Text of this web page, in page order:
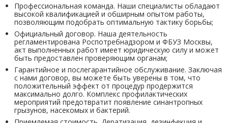
Профессиональная команда. Наши специалисты обладают
высокой квалификацией и обширным опытом работы,
позволяющим подобрать оптимальную тактику борьбы;
Официальный договор. Наша деятельность
регламентирована Роспотребнадзором и ФБУЗ Москвы,
акт выполненных работ имеет юридическую силу и может
быть предоставлен проверяющим органам;
Гарантийное и послегарантийное обслуживание. Заключая
с нами договор, вы можете быть уверены в том, что
положительный эффект от процедур продержится
максимально долго. Комплекс профилактических
мероприятий предотвратит появление синантропных
грызунов, насекомых и бактерий.